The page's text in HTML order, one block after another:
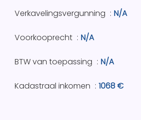
Verkavelingsvergunning N/A
Voorkooprecht N/A
BTW van toepassing N/A
Kadastraal inkomen 1068 €